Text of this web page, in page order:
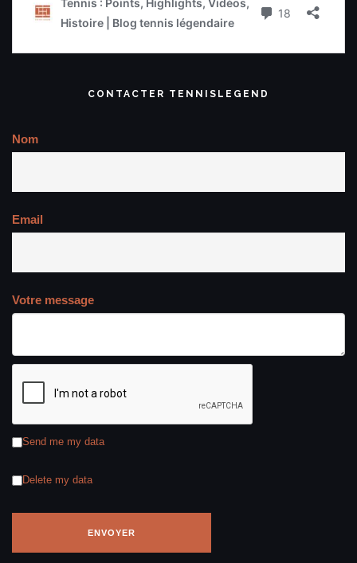
CONTACTER TENNISLEGEND
Nom
Email
Votre message
Send me my data
Delete my data